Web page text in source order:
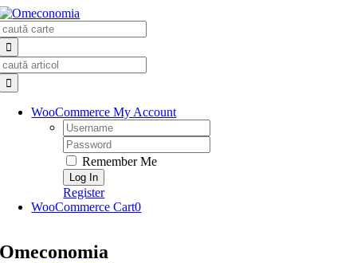
Skip
to
content
WooCommerce My Account
Username:
Password:
Remember Me
Register
WooCommerce Cart0
Omeconomia